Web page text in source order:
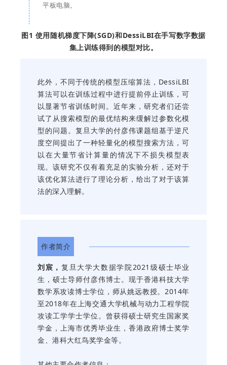
平板电脑。
图1 使用随机梯度下降(SGD)和DessiLBI在手写数字数据
集上训练得到的模型对比。
此外，不同于传统的模型压缩算法，DessiLBI
算法可以在训练过程中进行提前停止训练，可
以显著节省训练时间。近年来，研究者们还尝
试了从搜索模型的最优结构来缓解过参数化模
型的问题。复旦大学的付彦伟课题组基于逆尺
度空间提出了一种轻量化的模型搜索方法，可
以在大量节省计算量的情况下不损失模型表
现。该研究不仅有着充足的实验分析，还对于
该优化算法进行了理论分析，给出了对于该算
法的深入理解。
作者简介
刘宸， 复旦大学大数据学院2021级硕士毕业
生，硕士导师付彦伟博士。现于香港科技大学
数学系攻读博士学位，师从姚远教授。2014年
至2018年在上海交通大学机械与动力工程学院
攻读工学学士学位。曾获得硕士研究生国家奖
学金，上海市优秀毕业生，香港政府博士奖学
金、港科大红鸟奖学金等。